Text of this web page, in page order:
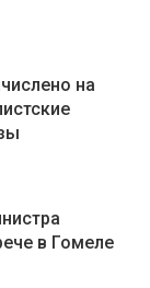
на
в Гомеле